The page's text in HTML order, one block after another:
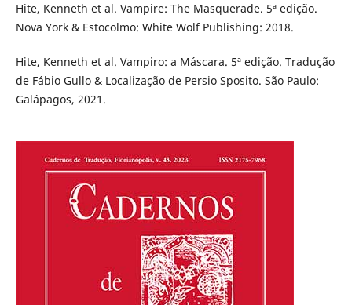
Hite, Kenneth et al. Vampire: The Masquerade. 5ª edição.
Nova York & Estocolmo: White Wolf Publishing: 2018.
Hite, Kenneth et al. Vampiro: a Máscara. 5ª edição. Tradução
de Fábio Gullo & Localização de Persio Sposito. São Paulo:
Galápagos, 2021.